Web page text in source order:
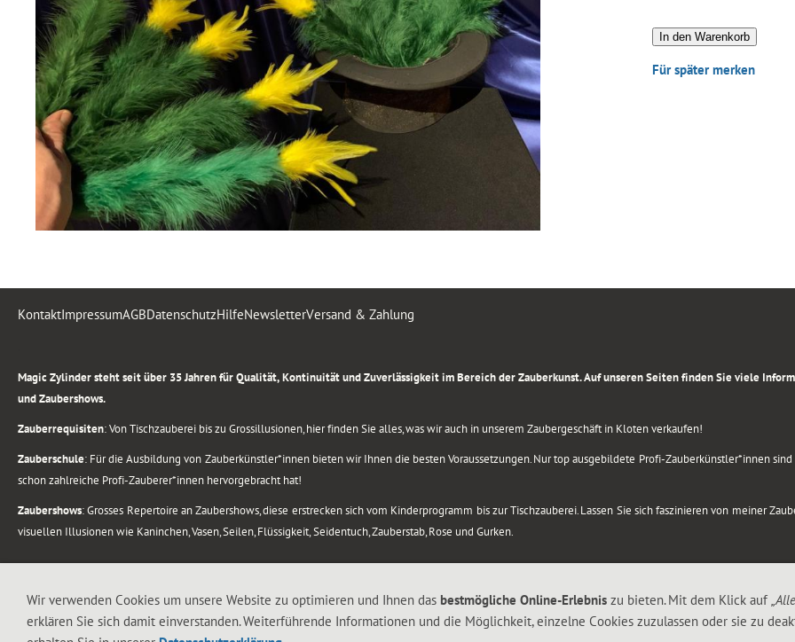
In den Warenkorb
Für später merken
KontaktImpressumAGBDatenschutzHilfeNewsletterVersand & Zahlung
Magic Zylinder steht seit über 35 Jahren für Qualität, Kontinuität und Zuverlässigkeit im Bereich der Zauberkunst. Auf unseren Seiten finden Sie viele
und Zaubershows.
Zauberrequisiten: Von Tischzauberei bis zu Grossillusionen, hier finden Sie alles, was wir auch in unserem Zaubergeschäft in Kloten verkaufen!
Zauberschule: Für die Ausbildung von Zauberkünstler*innen bieten wir Ihnen die besten Voraussetzungen. Nur top ausgebildete Profi-Zauberkünstler*innen
schon zahlreiche Profi-Zauberer*innen hervorgebracht hat!
Zaubershows: Grosses Repertoire an Zaubershows, diese erstrecken sich vom Kinderprogramm bis zur Tischzauberei. Lassen Sie sich faszinieren von meiner
visuellen Illusionen wie Kaninchen, Vasen, Seilen, Flüssigkeit, Seidentuch, Zauberstab, Rose und Gurken.
.
Alle Rechte vorbehalten. © 1988-2026 Magic Zylinder
Wir verwenden Cookies um unsere Website zu optimieren und Ihnen das bestmögliche Online-Erlebnis zu bieten. Mit dem Klick auf
erklären Sie sich damit einverstanden. Weiterführende Informationen und die Möglichkeit, einzelne Cookies zuzulassen oder sie zu